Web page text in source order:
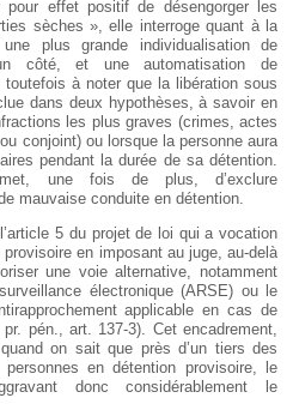
effet positif de désengorger les
sèches », elle interroge quant à la
plus grande individualisation de
côté, et une automatisation de
toutefois à noter que la libération sous
dans deux hypothèses, à savoir en
les plus graves (crimes, actes
conjoint) ou lorsque la personne aura
pendant la durée de sa détention.
une fois de plus, d’exclure
mauvaise conduite en détention.
5 du projet de loi qui a vocation
en imposant au juge, au-delà
une voie alternative, notamment
électronique (ARSE) ou le
applicable en cas de
pén., art. 137-3). Cet encadrement,
on sait que près d’un tiers des
en détention provisoire, le
donc considérablement le